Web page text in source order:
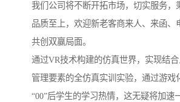
我们公司将不断开拓市场，切实服务，
品质至上，欢迎新老客商来人、来函、
共创双赢局面。
通过VR技术构建的仿真世界，实现结
管理要素的全仿真实训实验，通过游戏
“00”后学生的学习热情，这无疑将加速